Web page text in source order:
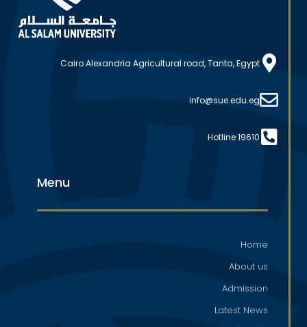
Cairo Alexandria Agricultural road, Tanta, Egypt
info@sue.edu.eg
Hotline 19610
Menu
Home
About us
Admission
Latest News